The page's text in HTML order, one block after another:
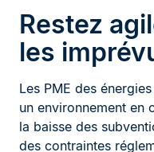
Restez
les
Les PME des
un environnement en
la baisse des
des contraintes